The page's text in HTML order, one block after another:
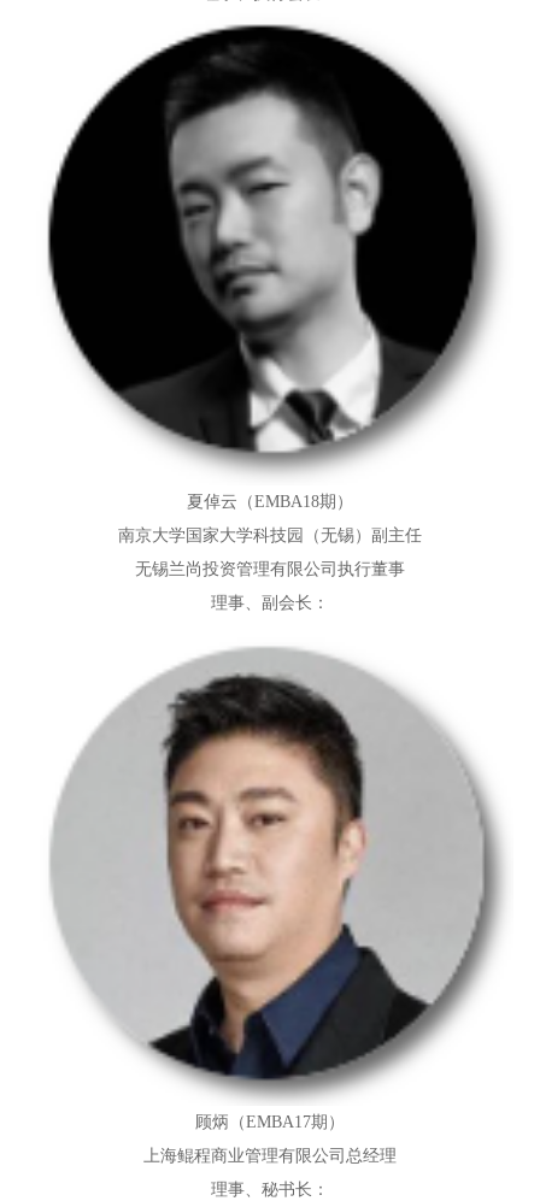
夏倬云（EMBA18期）
南京大学国家大学科技园（无锡）副主任
无锡兰尚投资管理有限公司执行董事
理事、副会长：
顾炳（EMBA17期）
上海鲲程商业管理有限公司总经理
理事、秘书长：